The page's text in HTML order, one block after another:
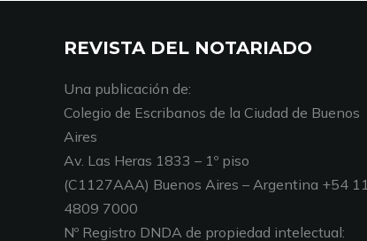
REVISTA DEL NOTARIADO
Una publicación de:
Colegio de Escribanos de la Ciudad de Buenos
Aires
Av. Las Heras 1833 – 1º piso
(C1127AAA) Buenos Aires – Argentina +54 11
4809 7000
Nº Registro DNDA de propiedad intelectual: